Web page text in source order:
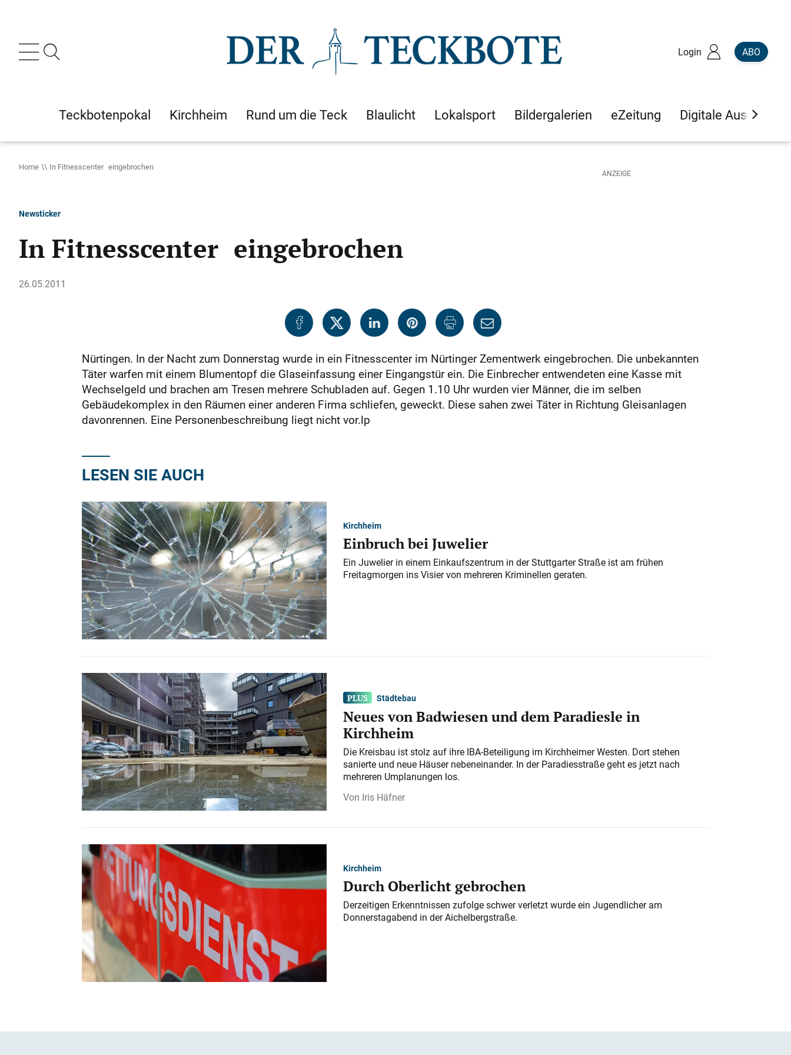
Login ABO
Teckbotenpokal Kirchheim Rund um die Teck Blaulicht Lokalsport Bildergalerien eZeitung Digitale Ausgaben
Home In Fitnesscenter eingebrochen
Newsticker
In Fitnesscenter eingebrochen
26.05.2011
Nürtingen. In der Nacht zum Donnerstag wurde in ein Fitnesscenter im Nürtinger Zementwerk eingebrochen. Die unbekannten
Täter warfen mit einem Blumentopf die Glaseinfassung einer Eingangstür ein. Die Einbrecher entwendeten eine Kasse mit
Wechselgeld und brachen am Tresen mehrere Schubladen auf. Gegen 1.10 Uhr wurden vier Männer, die im selben
Gebäudekomplex in den Räumen einer anderen Firma schliefen, geweckt. Diese sahen zwei Täter in Richtung Gleisanlagen
davonrennen. Eine Personenbeschreibung liegt nicht vor.lp
LESEN SIE AUCH
Kirchheim
Einbruch bei Juwelier
Ein Juwelier in einem Einkaufszentrum in der Stuttgarter Straße ist am frühen
Freitagmorgen ins Visier von mehreren Kriminellen geraten.
Städtebau
Neues von Badwiesen und dem Paradiesle in
Kirchheim
Die Kreisbau ist stolz auf ihre IBA-Beteiligung im Kirchheimer Westen. Dort stehen
sanierte und neue Häuser nebeneinander. In der Paradiesstraße geht es jetzt nach
mehreren Umplanungen los.
Iris Häfner
Kirchheim
Durch Oberlicht gebrochen
Derzeitigen Erkenntnissen zufolge schwer verletzt wurde ein Jugendlicher am
Donnerstagabend in der Aichelbergstraße.